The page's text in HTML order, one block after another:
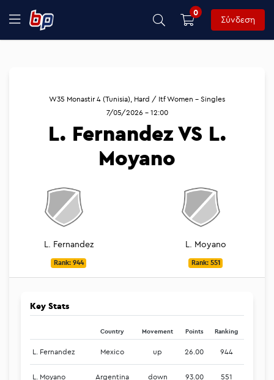
0
Σύνδεση
L. Fernandez
Rank: 944
W35 Monastir 4 (Tunisia), Hard / Itf Women - Singles
7/05/2026 - 12:00
L. Fernandez VS L.
Moyano
L. Moyano
Rank: 551
Key Stats
Country Movement Points Ranking
L. Fernandez Mexico up 26.00 944
L. Moyano Argentina down 93.00 551